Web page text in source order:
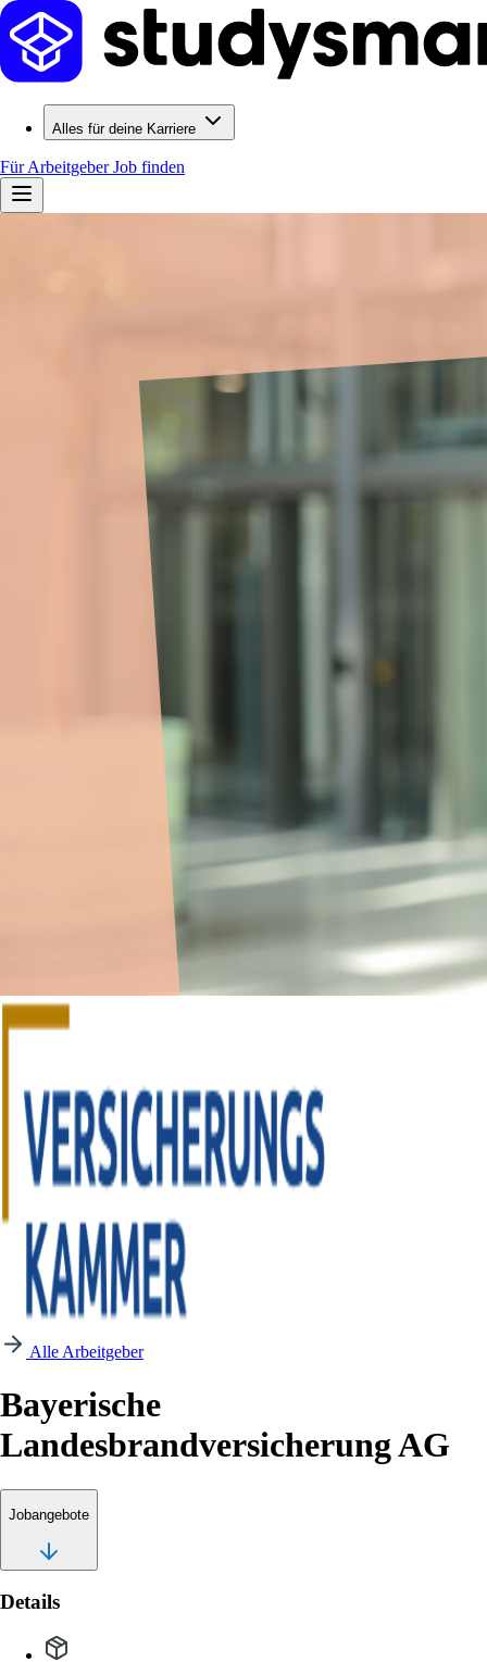
Alles für deine Karriere
Für ArbeitgeberJob finden
Alle Arbeitgeber
Bayerische
Landesbrandversicherung AG
Jobangebote
Details